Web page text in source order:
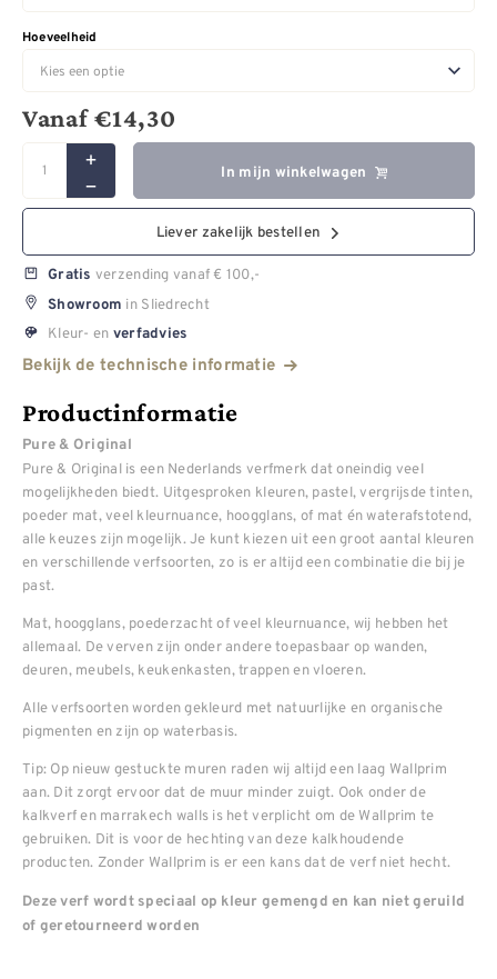
Hoeveelheid
Vanaf€14,30
In mijn winkelwagen
Liever zakelijk bestellen
Gratis verzending vanaf € 100,-
Showroom in Sliedrecht
Kleur- en verfadvies
Bekijk de technische informatie
Productinformatie
Pure & Original
Pure & Original is een Nederlands verfmerk dat oneindig veel
mogelijkheden biedt. Uitgesproken kleuren, pastel, vergrijsde tinten,
poeder mat, veel kleurnuance, hoogglans, of mat én waterafstotend,
alle keuzes zijn mogelijk. Je kunt kiezen uit een groot aantal kleuren
en verschillende verfsoorten, zo is er altijd een combinatie die bij je
past.
Mat, hoogglans, poederzacht of veel kleurnuance, wij hebben het
allemaal. De verven zijn onder andere toepasbaar op wanden,
deuren, meubels, keukenkasten, trappen en vloeren.
Alle verfsoorten worden gekleurd met natuurlijke en organische
pigmenten en zijn op waterbasis.
Tip: Op nieuw gestuckte muren raden wij altijd een laag Wallprim
aan. Dit zorgt ervoor dat de muur minder zuigt. Ook onder de
kalkverf en marrakech walls is het verplicht om de Wallprim te
gebruiken. Dit is voor de hechting van deze kalkhoudende
producten. Zonder Wallprim is er een kans dat de verf niet hecht.
Deze verf wordt speciaal op kleur gemengd en kan niet geruild
of geretourneerd worden